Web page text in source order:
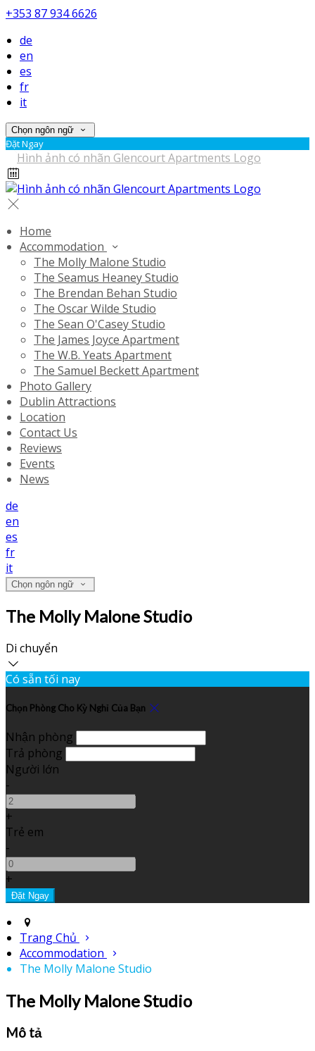
+353 87 934 6626
de
en
es
fr
it
Chọn ngôn ngữ
Đặt Ngay
Home
Accommodation
The Molly Malone Studio
The Seamus Heaney Studio
The Brendan Behan Studio
The Oscar Wilde Studio
The Sean O'Casey Studio
The James Joyce Apartment
The W.B. Yeats Apartment
The Samuel Beckett Apartment
Photo Gallery
Dublin Attractions
Location
Contact Us
Reviews
Events
News
de
en
es
fr
it
Chọn ngôn ngữ
The Molly Malone Studio
Di chuyển
Có sẵn tối nay
Chọn Phòng Cho Kỳ Nghỉ Của Bạn
Nhận phòng
Trả phòng
Người lớn
-
+
Trẻ em
-
+
Trang Chủ
Accommodation
The Molly Malone Studio
The Molly Malone Studio
Mô tả